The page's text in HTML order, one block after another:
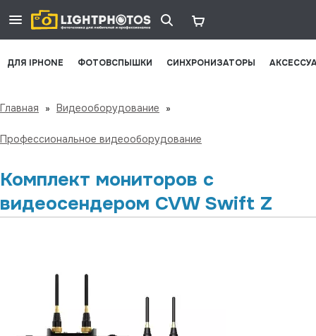
ДЛЯ IPHONE ФОТОВСПЫШКИ СИНХРОНИЗАТОРЫ
Главная » Видеооборудование »
Профессиональное видеооборудование
Комплект мониторов с
видеосендером CVW Swift Z